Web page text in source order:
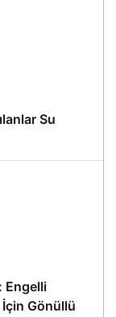
Su
Engelli
İçin Gönüllü